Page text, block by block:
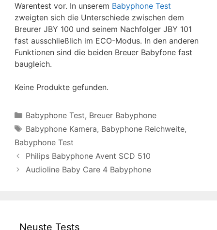
Warentest vor. In unserem Babyphone Test
zweigten sich die Unterschiede zwischen dem
Breurer JBY 100 und seinem Nachfolger JBY 101
fast ausschließlich im ECO-Modus. In den anderen
Funktionen sind die beiden Breuer Babyfone fast
baugleich.
Keine Produkte gefunden.
Kategorien
Babyphone Test, Breuer Babyphone
Schlagwörter
Babyphone Kamera, Babyphone Reichweite,
Babyphone Test
Philips Babyphone Avent SCD 510
Audioline Baby Care 4 Babyphone
Neuste Tests